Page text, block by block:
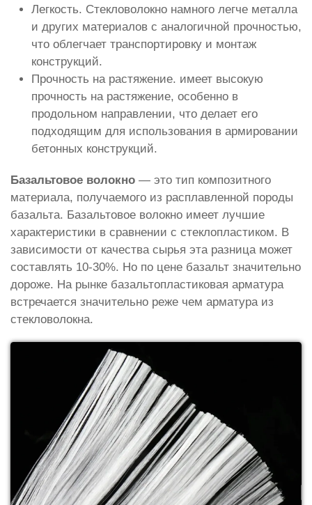
Легкость. Стекловолокно намного легче металла
и других материалов с аналогичной прочностью,
что облегчает транспортировку и монтаж
конструкций.
Прочность на растяжение. имеет высокую
прочность на растяжение, особенно в
продольном направлении, что делает его
подходящим для использования в армировании
бетонных конструкций.
Базальтовое волокно — это тип композитного
материала, получаемого из расплавленной породы
базальта. Базальтовое волокно имеет лучшие
характеристики в сравнении с стеклопластиком. В
зависимости от качества сырья эта разница может
составлять 10-30%. Но по цене базальт значительно
дороже. На рынке базальтопластиковая арматура
встречается значительно реже чем арматура из
стекловолокна.